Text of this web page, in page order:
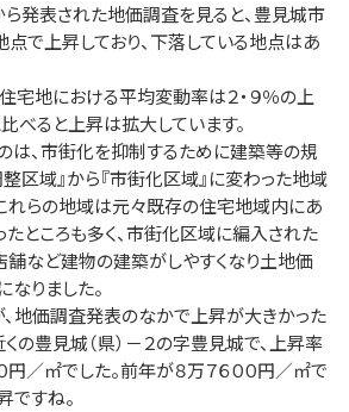
発表された地価調査を見ると、豊見城市
で上昇しており、下落している地点はあ
宅地における平均変動率は２・９％の上
比べると上昇は拡大しています。
は、市街化を抑制するために建築等の規
区域』から『市街化区域』に変わった地域
れらの地域は元々既存の住宅地域内にあ
たところも多く、市街化区域に編入された
舗など建物の建築がしやすくなり土地価
りました。
地価調査発表のなかで上昇が大きかった
の豊見城（県）－２の字豊見城で、上昇率
円／㎡でした。前年が８万７６００円／㎡で
ですね。